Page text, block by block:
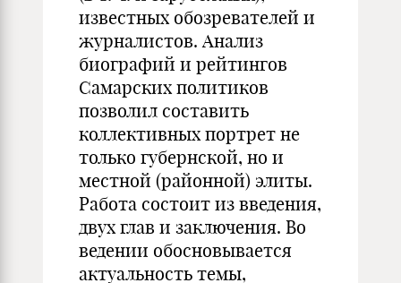
известных обозревателей и
журналистов. Анализ
биографий и рейтингов
Самарских политиков
позволил составить
коллективных портрет не
только губернской, но и
местной (районной) элиты.
Работа состоит из введения,
двух глав и заключения. Во
ведении обосновывается
актуальность темы,